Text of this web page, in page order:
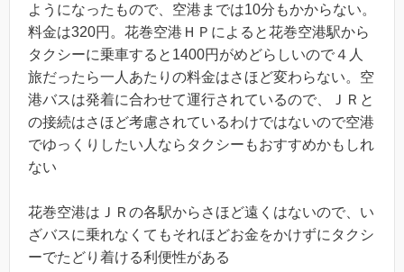
ようになったもので、空港までは10分もかからない。
料金は320円。花巻空港ＨＰによると花巻空港駅から
タクシーに乗車すると1400円がめどらしいので４人
旅だったら一人あたりの料金はさほど変わらない。空
港バスは発着に合わせて運行されているので、ＪＲと
の接続はさほど考慮されているわけではないので空港
でゆっくりしたい人ならタクシーもおすすめかもしれ
ない
花巻空港はＪＲの各駅からさほど遠くはないので、い
ざバスに乗れなくてもそれほどお金をかけずにタクシ
ーでたどり着ける利便性がある